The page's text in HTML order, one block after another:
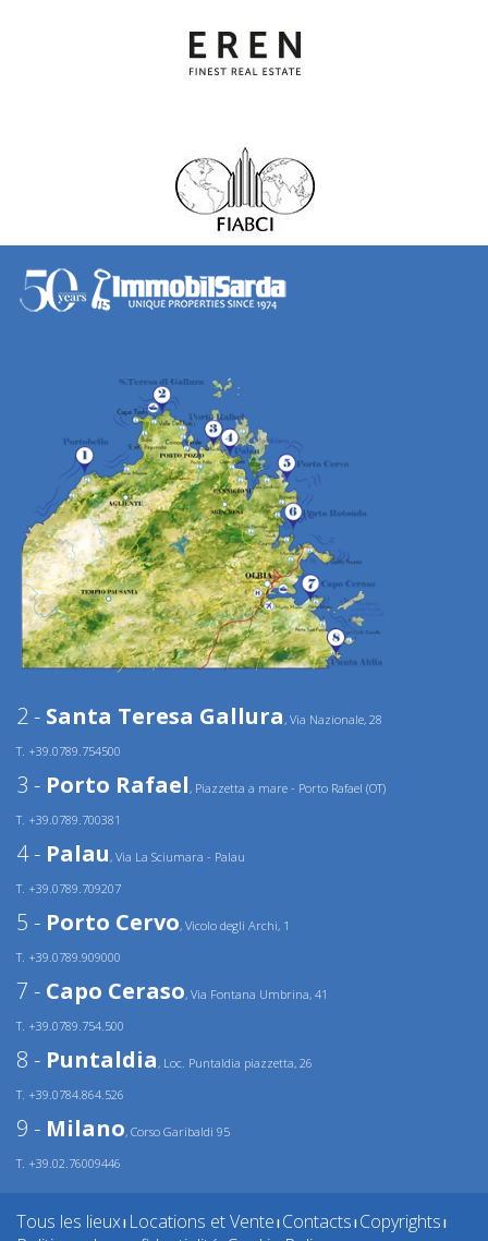
2 - Santa Teresa Gallura, Via Nazionale, 28
T. +39.0789.754500
3 - Porto Rafael, Piazzetta a mare - Porto Rafael (OT)
T. +39.0789.700381
4 - Palau, Via La Sciumara - Palau
T. +39.0789.709207
5 - Porto Cervo, Vicolo degli Archi, 1
T. +39.0789.909000
7 - Capo Ceraso, Via Fontana Umbrina, 41
T. +39.0789.754.500
8 - Puntaldia, Loc. Puntaldia piazzetta, 26
T. +39.0784.864.526
9 - Milano, Corso Garibaldi 95
T. +39.02.76009446
Tous les lieux| Locations et Vente | Contacts | Copyrights |